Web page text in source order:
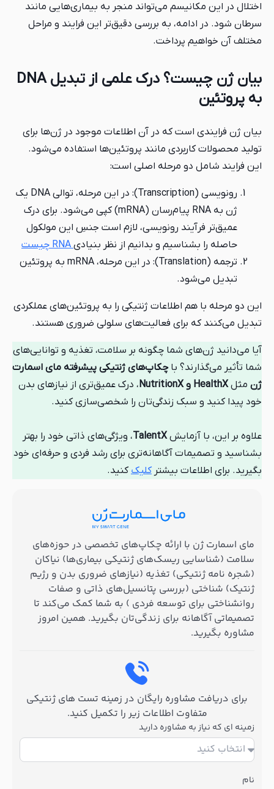
می‌تواند منجر به بیماری‌هایی مانند
به بررسی دقیق‌تر این فرایند و مراحل
پرداخت.
بیان ژن چیست؟ درک علمی از تبدیل DNA
که در آن اطلاعات موجود در ژن‌ها برای
مانند پروتئین‌ها استفاده می‌شود.
مرحله اصلی است:
رونویسی (Transcription): در این مرحله، توالی DNA یک
ژن به RNA پیام‌رسان (mRNA) کپی می‌شود. برای درک
رونویسی، لازم است جنسِ این مولکول
و بدانیم از نظر بنیادیRNA چیست
ترجمه (Translation): در این مرحله، mRNA به پروتئین
اطلاعات ژنتیکی را به پروتئین‌های عملکردی
فعالیت‌های سلولی ضروری هستند.
شما چگونه بر سلامت، تغذیه و توانایی‌های
باچکاپ‌های ژنتیکی پیشرفته مای اسمارت
، درک عمیق‌تری از نیازهای بدن
زندگی‌تان را شخصی‌سازی کنید.
TalentX، ویژگی‌های ذاتی خود را بهتر
آگاهانه‌تری برای رشد فردی و حرفه‌ای خود
بیشترکلیککنید.
ارائه چکاپ‌های تخصصی در حوزه‌های
ریسک‌های ژنتیکی بیماری‌ها) نیاکان
تغذیه (نیازهای ضروری بدن و رژیم
پتانسیل‌های ذاتی و صفات
توسعه فردی ) به شما کمک می‌کند تا
برای زندگی‌تان بگیرید. همین امروز
رایگان در زمینه تست های ژنتیکی
اطلاعات زیر را تکمیل کنید.
مشاوره دارید